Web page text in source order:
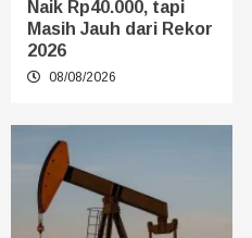
Naik Rp40.000, tapi
Masih Jauh dari Rekor
2026
08/08/2026